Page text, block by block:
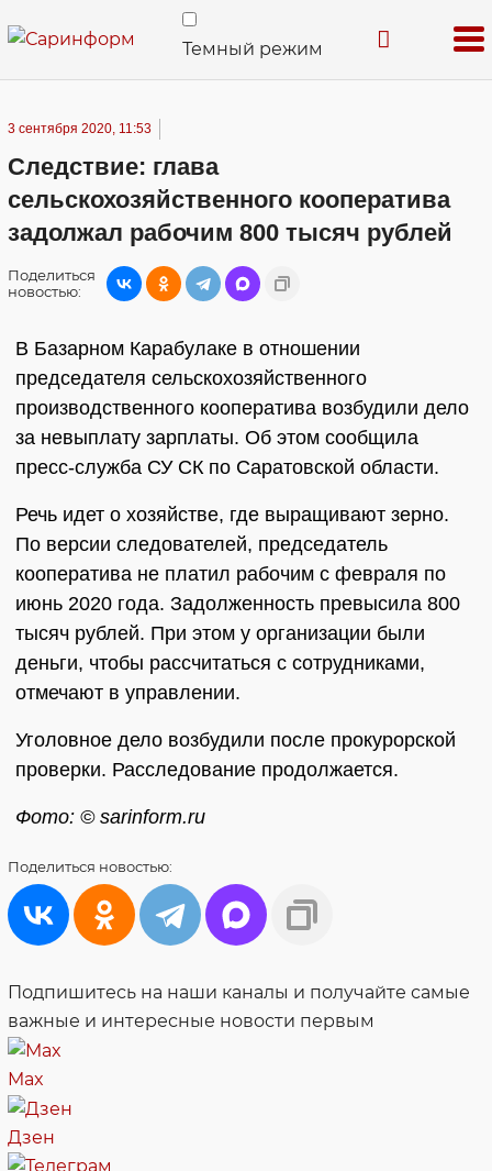
Темный режим
3 сентября 2020, 11:53
Следствие: глава
сельскохозяйственного кооператива
задолжал рабочим 800 тысяч рублей
Поделиться
новостью:
В Базарном Карабулаке в отношении
председателя сельскохозяйственного
производственного кооператива возбудили дело
за невыплату зарплаты. Об этом сообщила
пресс-служба СУ СК по Саратовской области.
Речь идет о хозяйстве, где выращивают зерно.
По версии следователей, председатель
кооператива не платил рабочим с февраля по
июнь 2020 года. Задолженность превысила 800
тысяч рублей. При этом у организации были
деньги, чтобы рассчитаться с сотрудниками,
отмечают в управлении.
Уголовное дело возбудили после прокурорской
проверки. Расследование продолжается.
Фото: © sarinform.ru
Поделиться новостью:
Подпишитесь на наши каналы и получайте самые
важные и интересные новости первым
Max
Дзен